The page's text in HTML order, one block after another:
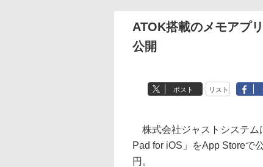
ATOK搭載のメモアプ
公開
ポスト リスト
株式会社ジャストシステム
Pad for iOS」をApp Storeで
円。